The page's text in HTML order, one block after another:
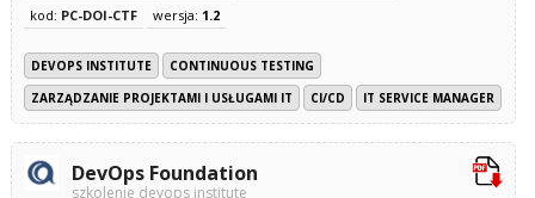
kod: PC-DOI-CTF wersja: 1.2
DEVOPS INSTITUTE
CONTINUOUS TESTING
ZARZĄDZANIE PROJEKTAMI I USŁUGAMI IT
CI/CD IT SERVICE MANAGER
DevOps Foundation
szkolenie devops institute